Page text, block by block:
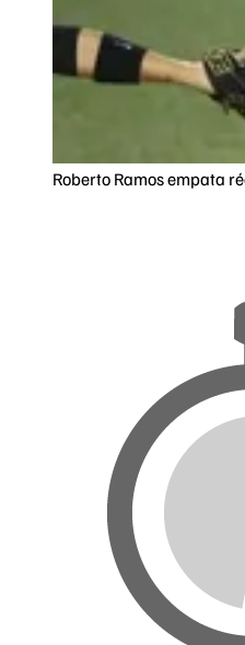
Roberto Ramos empata